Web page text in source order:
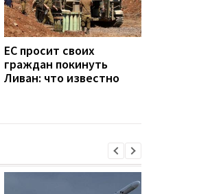
ЕС просит своих
граждан покинуть
Ливан: что известно